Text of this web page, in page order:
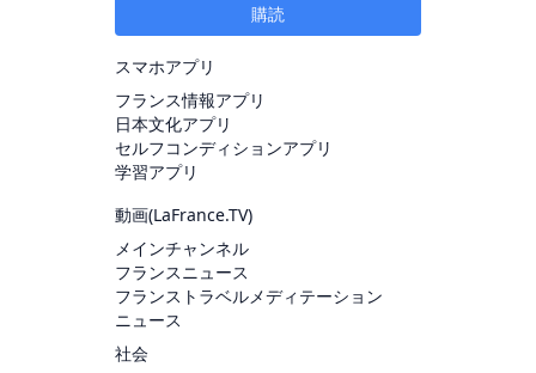
購読
スマホアプリ
フランス情報アプリ
日本文化アプリ
セルフコンディションアプリ
学習アプリ
動画(LaFrance.TV)
メインチャンネル
フランスニュース
フランストラベルメディテーション
ニュース
社会